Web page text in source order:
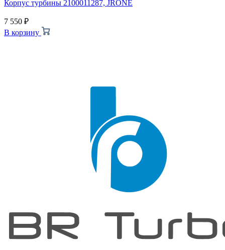
Корпус турбины 2100011287, JRONE
7 550 ₽
В корзину